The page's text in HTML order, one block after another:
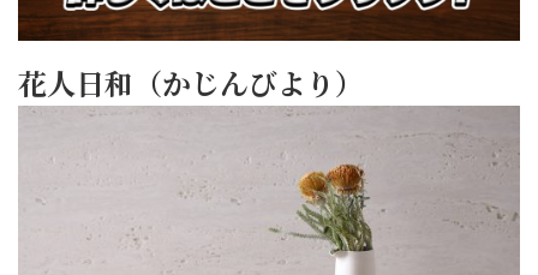
花人日和（かじんびより）